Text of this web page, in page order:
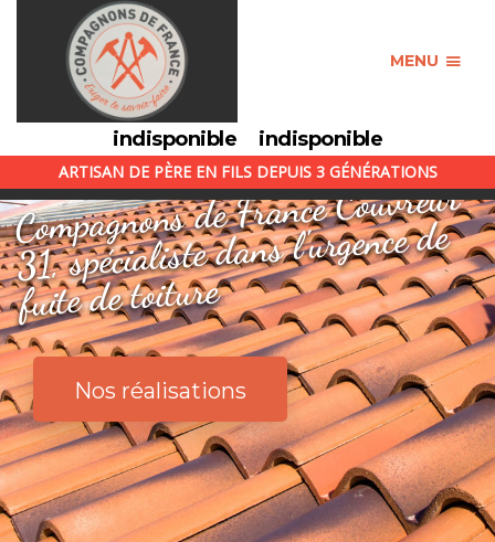
MENU
indisponible indisponible
ARTISAN DE PÈRE EN FILS DEPUIS 3 GÉNÉRATIONS
Compagnons de France Couvreur
31, spécialiste dans l'urgence de
fuite de toiture
Nos réalisations